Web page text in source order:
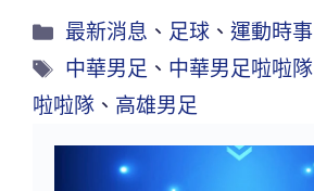
最新消息 、 足球 、運動時事
中華男足 、 中華男足啦啦隊
啦啦隊 、 高雄男足